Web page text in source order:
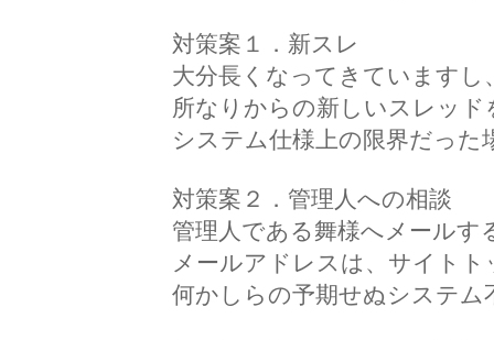
対策案１．新スレ
大分長くなってきていますし
所なりからの新しいスレッ
システム仕様上の限界だった
対策案２．管理人への相談
管理人である舞様へメールす
メールアドレスは、サイト
何かしらの予期せぬシステム